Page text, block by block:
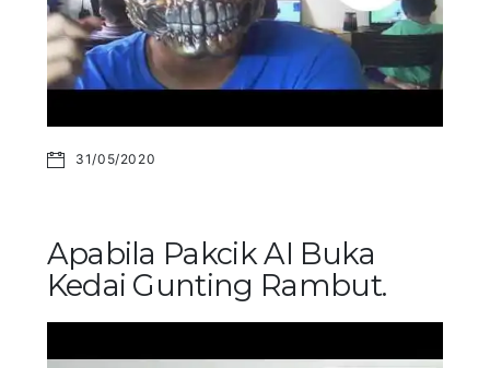
31/05/2020
Apabila Pakcik AI Buka
Kedai Gunting Rambut.